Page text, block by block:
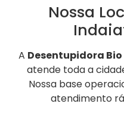
Nossa
A Desentupidora
atende toda a
Nossa base
atendimento